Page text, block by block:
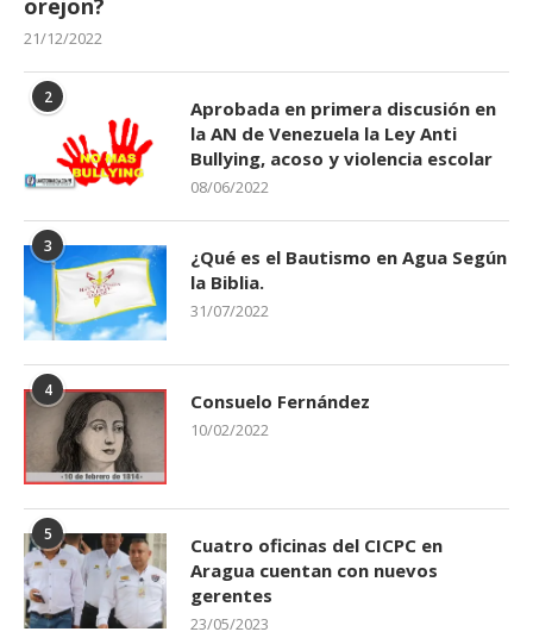
21/12/2022
2
Aprobada en primera discusión en
la AN de Venezuela la Ley Anti
Bullying, acoso y violencia escolar
08/06/2022
3
¿Qué es el Bautismo en Agua Según
la Biblia.
31/07/2022
4 Consuelo Fernández
10/02/2022
5
Cuatro oficinas del CICPC en
Aragua cuentan con nuevos
gerentes
23/05/2023